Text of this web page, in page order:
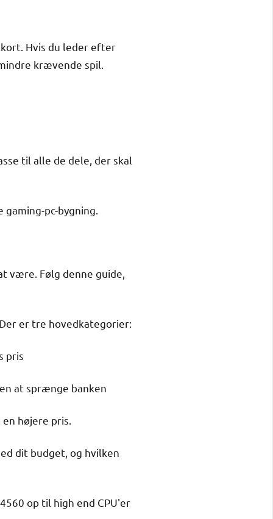
Hvis du leder efter
krævende spil.
til alle de dele, der skal
pc-bygning.
være. Følg denne guide,
er tre hovedkategorier:
pris
at sprænge banken
højere pris.
dit budget, og hvilken
op til high end CPU'er